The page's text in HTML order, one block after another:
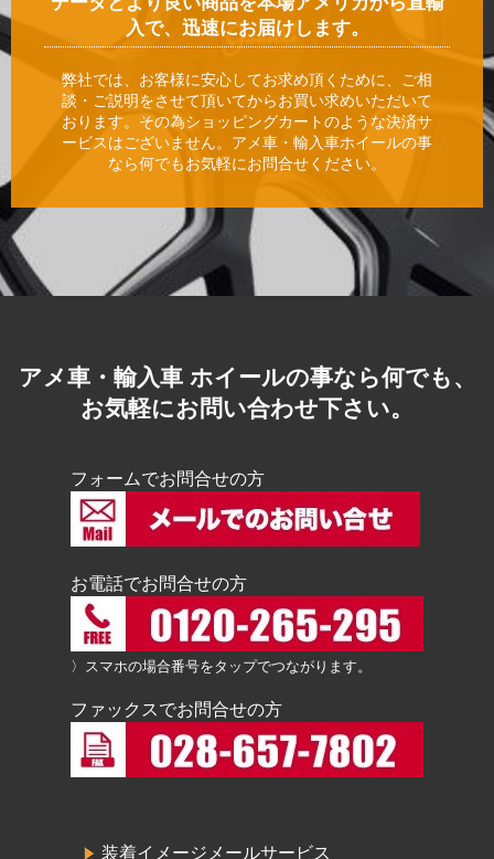
入で、迅速にお届けします。
弊社では、お客様に安心してお求め頂くために、ご相
談・ご説明をさせて頂いてからお買い求めいただいて
おります。その為ショッピングカートのような決済サ
ービスはございません。アメ車・輸入車ホイールの事
なら何でもお気軽にお問合せください。
アメ車・輸入車 ホイールの事なら何でも、
お気軽にお問い合わせ下さい。
フォームでお問合せの方
お電話でお問合せの方
〉スマホの場合番号をタップでつながります。
ファックスでお問合せの方
装着イメージメールサービス